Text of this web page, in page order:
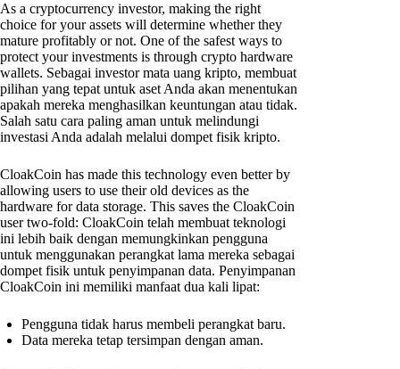
As a cryptocurrency investor, making the right
choice for your assets will determine whether they
mature profitably or not. One of the safest ways to
protect your investments is through crypto hardware
wallets. Sebagai investor mata uang kripto, membuat
pilihan yang tepat untuk aset Anda akan menentukan
apakah mereka menghasilkan keuntungan atau tidak.
Salah satu cara paling aman untuk melindungi
investasi Anda adalah melalui dompet fisik kripto.
CloakCoin has made this technology even better by
allowing users to use their old devices as the
hardware for data storage. This saves the CloakCoin
user two-fold: CloakCoin telah membuat teknologi
ini lebih baik dengan memungkinkan pengguna
untuk menggunakan perangkat lama mereka sebagai
dompet fisik untuk penyimpanan data. Penyimpanan
CloakCoin ini memiliki manfaat dua kali lipat:
Pengguna tidak harus membeli perangkat baru.
Data mereka tetap tersimpan dengan aman.